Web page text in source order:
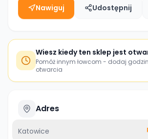
Nawiguj Udostępnij
Wiesz kiedy ten sklep jest
Pomóż innym łowcom - dodaj
otwarcia
Adres
Katowice